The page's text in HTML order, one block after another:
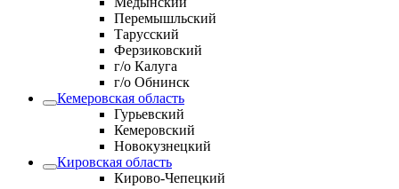
Перемышльский
Тарусский
Ферзиковский
г/о Калуга
г/о Обнинск
Кемеровская область
Гурьевский
Кемеровский
Новокузнецкий
Кировская область
Кирово-Чепецкий